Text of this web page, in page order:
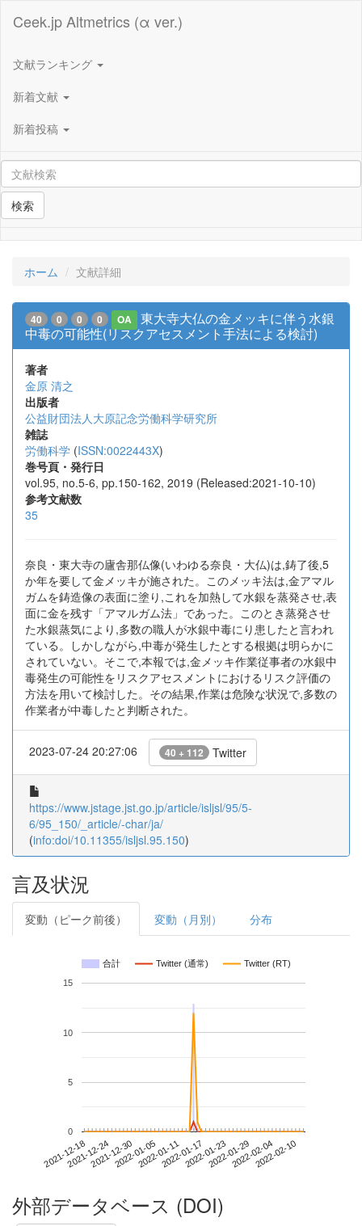
Ceek.jp Altmetrics (α ver.)
文献ランキング
新着文献
新着投稿
検索
ホーム 文献詳細
40 0 0 0 OA
東大寺大仏の金メッキに伴う水銀
中毒の可能性(リスクアセスメント手法による検討)
著者
金原 清之
出版者
公益財団法人大原記念労働科学研究所
雑誌
労働科学 (ISSN:0022443X)
巻号頁・発行日
vol.95, no.5-6, pp.150-162, 2019 (Released:2021-10-10)
参考文献数
35
奈良・東大寺の廬舎那仏像(いわゆる奈良・大仏)は,鋳了後,5
か年を要して金メッキが施された。このメッキ法は,金アマル
ガムを鋳造像の表面に塗り,これを加熱して水銀を蒸発させ,表
面に金を残す「アマルガム法」であった。このとき蒸発させ
た水銀蒸気により,多数の職人が水銀中毒にり患したと言われ
ている。しかしながら,中毒が発生したとする根拠は明らかに
されていない。そこで,本報では,金メッキ作業従事者の水銀中
毒発生の可能性をリスクアセスメントにおけるリスク評価の
方法を用いて検討した。その結果,作業は危険な状況で,多数の
作業者が中毒したと判断された。
2023-07-24 20:27:06 40 + 112 Twitter
https://www.jstage.jst.go.jp/article/isljsl/95/5-
6/95_150/_article/-char/ja/
(info:doi/10.11355/isljsl.95.150)
言及状況
変動（ピーク前後） 変動（月別） 分布
合計 Twitter (通常) Twitter (RT)
2021-12-182021-12-242021-12-302022-01-052022-01-112022-01-172022-01-232022-01-292022-02-042022-02-10
0
5
10
15
外部データベース (DOI)